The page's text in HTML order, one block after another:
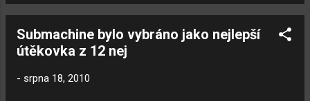
Submachine bylo vybráno jako nejlepší
útěkovka z 12 nej
- srpna 18, 2010